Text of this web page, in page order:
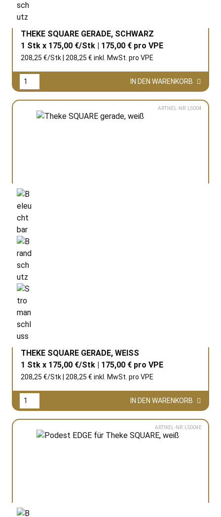
THEKE SQUARE GERADE, SCHWARZ
1 Stk x 175,00 €/Stk | 175,00 € pro VPE
208,25 €/Stk | 208,25 € inkl. MwSt. pro VPE
IN DEN WARENKORB
ARTIKEL-NR: LS004
THEKE SQUARE GERADE, WEISS
1 Stk x 175,00 €/Stk | 175,00 € pro VPE
208,25 €/Stk | 208,25 € inkl. MwSt. pro VPE
IN DEN WARENKORB
ARTIKEL-NR: LS004E